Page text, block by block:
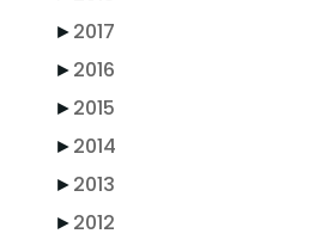
►2017
►2016
►2015
►2014
►2013
►2012